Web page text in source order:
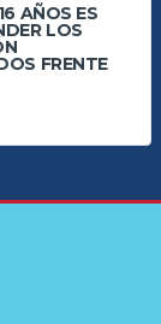
AÑOS ES
LOS
FRENTE